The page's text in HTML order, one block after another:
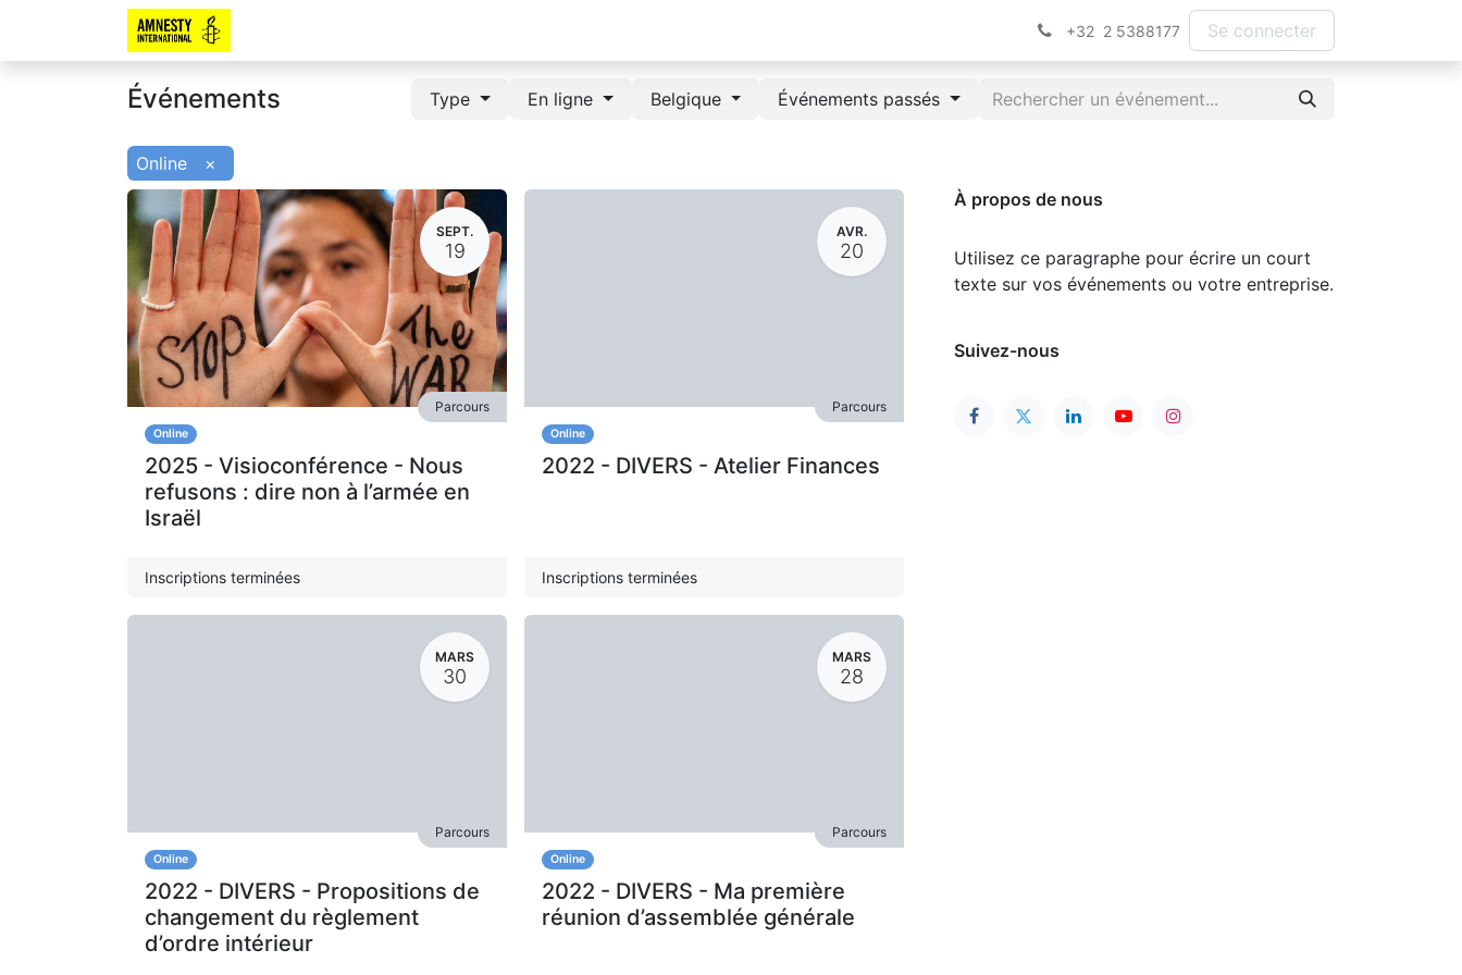
+32 2 5388177 Se connecter
Événements Type En ligne Belgique Événements passés
Online ×
SEPT.
19
Online
2025 - Visioconférence - Nous
refusons : dire non à l’armée en
Israël
Parcours
Inscriptions terminées
AVR.
20
Online
2022 - DIVERS - Atelier Finances
Parcours
Inscriptions terminées
MARS
30
Online
2022 - DIVERS - Propositions de
changement du règlement
d’ordre intérieur
Parcours
MARS
28
Online
2022 - DIVERS - Ma première
réunion d’assemblée générale
Parcours
À propos de nous
Utilisez ce paragraphe pour écrire un court
texte sur vos événements ou votre entreprise.
Suivez-nous